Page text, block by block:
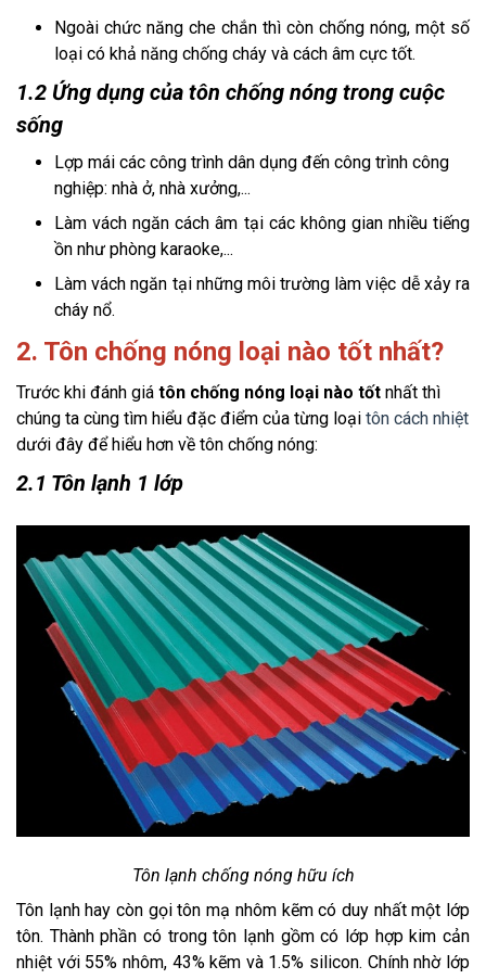
Ngoài chức năng che chắn thì còn chống nóng, một số
loại có khả năng chống cháy và cách âm cực tốt.
1.2 Ứng dụng của tôn chống nóng trong cuộc
sống
Lợp mái các công trình dân dụng đến công trình công
nghiệp: nhà ở, nhà xưởng,...
Làm vách ngăn cách âm tại các không gian nhiều tiếng
ồn như phòng karaoke,...
Làm vách ngăn tại những môi trường làm việc dễ xảy ra
cháy nổ.
2. Tôn chống nóng loại nào tốt nhất?
Trước khi đánh giá tôn chống nóng loại nào tốt nhất thì
chúng ta cùng tìm hiểu đặc điểm của từng loại tôn cách nhiệt
dưới đây để hiểu hơn về tôn chống nóng:
2.1 Tôn lạnh 1 lớp
Tôn lạnh chống nóng hữu ích
Tôn lạnh hay còn gọi tôn mạ nhôm kẽm có duy nhất một lớp
tôn. Thành phần có trong tôn lạnh gồm có lớp hợp kim cản
nhiệt với 55% nhôm, 43% kẽm và 1.5% silicon. Chính nhờ lớp